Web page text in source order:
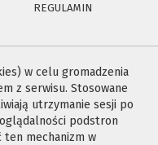
REGULAMIN
w celu gromadzenia
z serwisu. Stosowane
utrzymanie sesji po
podstron
ten mechanizm w